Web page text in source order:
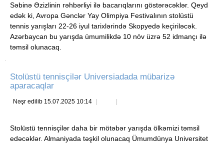
Səbinə Əzizlinin rəhbərliyi ilə bacarıqlarını göstərəcəklər. Qeyd
edək ki, Avropa Gənclər Yay Olimpiya Festivalının stolüstü
tennis yarışları 22-26 iyul tarixlərində Skopyedə keçiriləcək.
Azərbaycan bu yarışda ümumilikdə 10 növ üzrə 52 idmançı ilə
təmsil olunacaq.
Stolüstü tennisçilər Universiadada mübarizə
aparacaqlar
Nəşr edilib 15.07.2025 10:14
Stolüstü tennisçilər daha bir mötəbər yarışda ölkəmizi təmsil
edəcəklər. Almaniyada təşkil olunacaq Ümumdünya Universitet